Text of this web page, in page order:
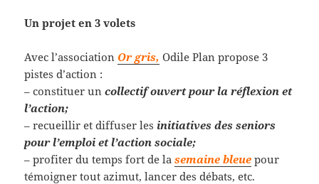
Un projet en 3 volets
Avec l’association Or gris, Odile Plan propose 3
pistes d’action :
– constituer uncollectif ouvert pour la réflexion et
l’action;
– recueillir et diffuser les initiatives des seniors
pour l’emploi et l’action sociale;
– profiter du temps fort de lasemaine bleue pour
témoigner tout azimut, lancer des débats, etc.